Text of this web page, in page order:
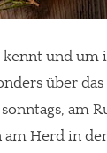
und um
über
am
Herd in